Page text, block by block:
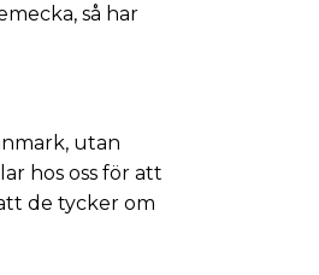
så har
utan
hos oss för att
de tycker om